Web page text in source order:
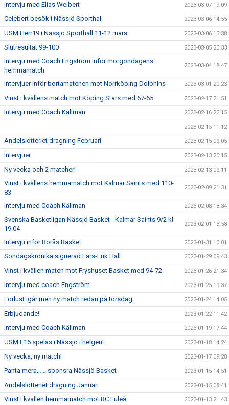
Intervju med Elias Weibert 2023-03-07 19:09
Celebert besök i Nässjö Sporthall 2023-03-06 14:55
USM Herr19 i Nässjö Sporthall 11-12 mars 2023-03-06 13:38
Slutresultat 99-100 2023-03-05 20:33
Intervju med Coach Engström inför morgondagens
hemmamatch
2023-03-04 18:47
Intervjuer inför bortamatchen mot Norrköping Dolphins 2023-03-01 20:23
Vinst i kvällens match mot Köping Stars med 67-65 2023-02-17 21:51
Intervju med Coach Källman 2023-02-16 22:15
2023-02-15 11:12
Andelslotteriet dragning Februari 2023-02-15 09:05
Intervjuer 2023-02-13 20:15
Ny vecka och 2 matcher! 2023-02-13 09:11
Vinst i kvällens hemmamatch mot Kalmar Saints med 110-
83
2023-02-09 21:31
Intervju med Coach Källman 2023-02-08 18:34
Svenska Basketligan Nässjö Basket - Kalmar Saints 9/2 kl
19:04
2023-02-01 13:58
Intervju inför Borås Basket 2023-01-31 10:01
Söndagskrönika signerad Lars-Erik Hall 2023-01-29 09:43
Vinst i kvällen match mot Fryshuset Basket med 94-72 2023-01-26 21:34
Intervju med coach Engström 2023-01-25 19:37
Förlust igår men ny match redan på torsdag. 2023-01-24 14:05
Erbjudande! 2023-01-22 11:42
Intervju med Coach Källman 2023-01-19 17:44
USM F16 spelas i Nässjö i helgen! 2023-01-18 14:24
Ny vecka, ny match! 2023-01-17 09:28
Panta mera…… sponsra Nässjö Basket 2023-01-15 14:51
Andelslotteriet dragning Januari 2023-01-15 08:41
Vinst i kvällen hemmamatch mot BC Luleå 2023-01-13 21:43